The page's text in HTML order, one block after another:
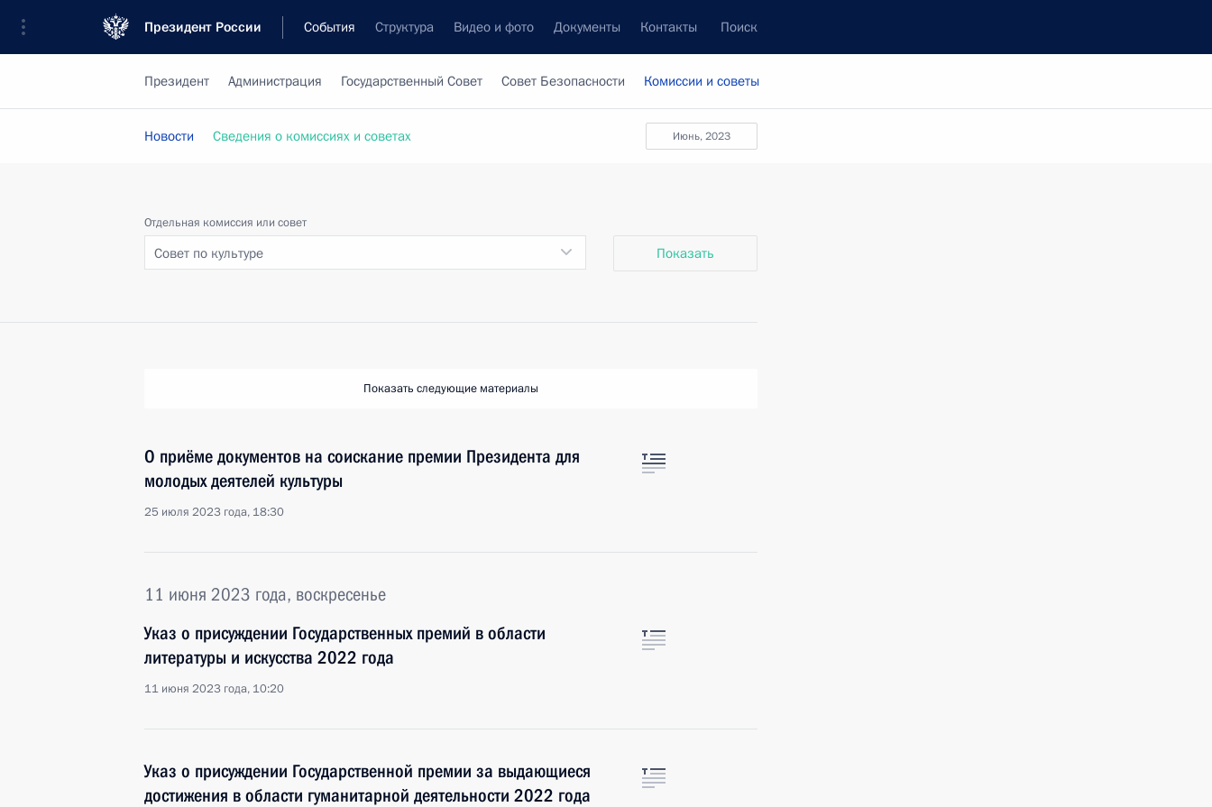
Президент России События Структура Видео и фото Документы Контакты Поиск
Президент Администрация Государственный Совет Совет Безопасности Комиссии и советы
июнь, 2023
Новости Сведения о комиссиях и советах
Отдельная комиссия или совет
Совет по культуре Показать
Показать следующие материалы
О приёме документов на соискание премии Президента для
молодых деятелей культуры
25 июля 2023 года, 18:30
11 июня 2023 года, воскресенье
Указ о присуждении Государственных премий в области
литературы и искусства 2022 года
11 июня 2023 года, 10:20
Указ о присуждении Государственной премии за выдающиеся
достижения в области гуманитарной деятельности 2022 года